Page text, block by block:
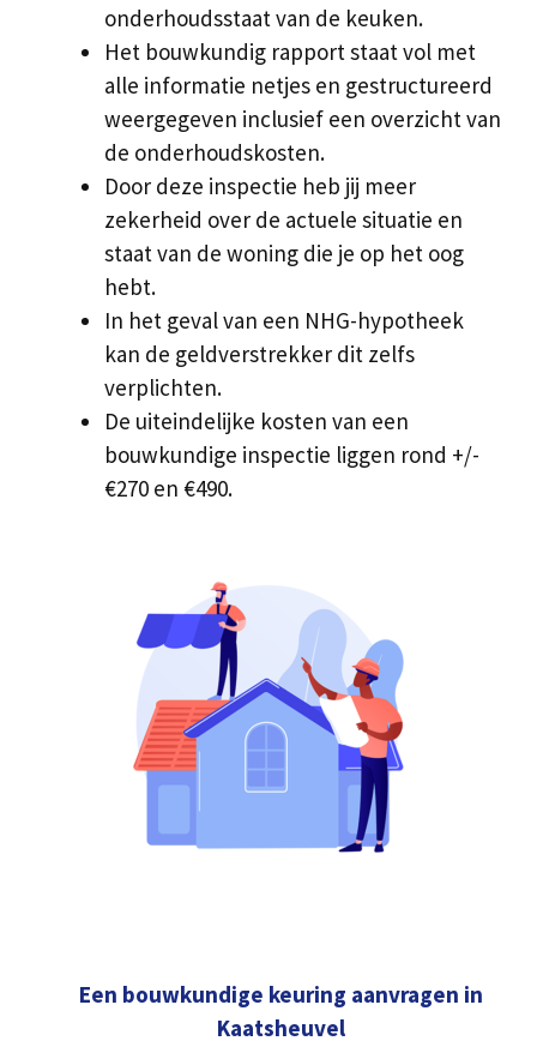
onderhoudsstaat van de keuken.
Het bouwkundig rapport staat vol met
alle informatie netjes en gestructureerd
weergegeven inclusief een overzicht van
de onderhoudskosten.
Door deze inspectie heb jij meer
zekerheid over de actuele situatie en
staat van de woning die je op het oog
hebt.
In het geval van een NHG-hypotheek
kan de geldverstrekker dit zelfs
verplichten.
De uiteindelijke kosten van een
bouwkundige inspectie liggen rond +/-
€270 en €490.
Een bouwkundige keuring aanvragen in
Kaatsheuvel